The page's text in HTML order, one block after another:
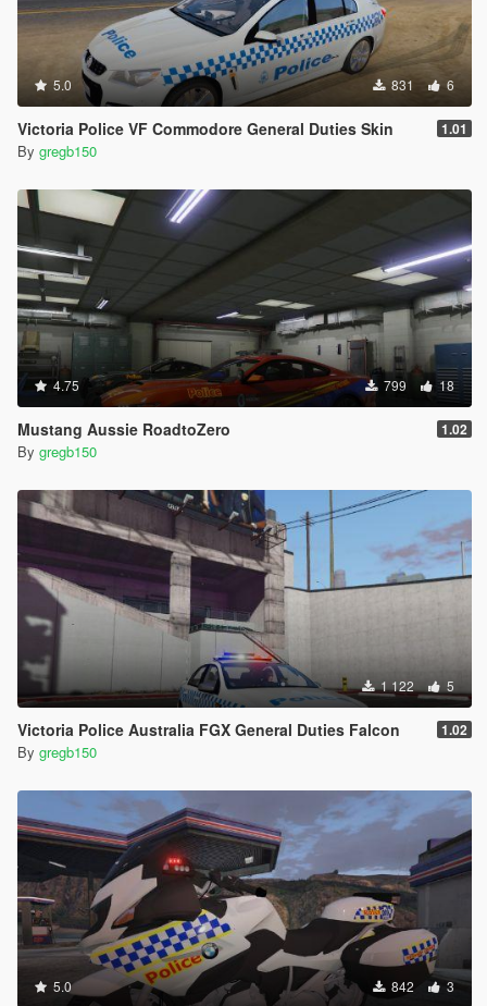
5.0 831 6
Victoria Police VF Commodore General Duties Skin 1.01
By gregb150
4.75 799 18
Mustang Aussie RoadtoZero 1.02
By gregb150
1 122 5
Victoria Police Australia FGX General Duties Falcon 1.02
By gregb150
5.0 842 3